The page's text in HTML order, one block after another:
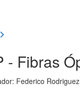
- Fibras
Federico Rodriguez